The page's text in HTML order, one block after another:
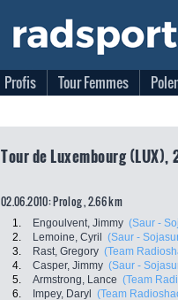
Profis Tour Femmes
Tour de Luxembourg
02.06.2010: Prolog , 2.66 km
1. Engoulvent, Jimmy (Saur -
2.
Lemoine, Cyril (Saur -
3.
Rast, Gregory (Team
4.
Casper, Jimmy (Saur -
5.
Armstrong, Lance (Team
6.
Impey, Daryl (Team